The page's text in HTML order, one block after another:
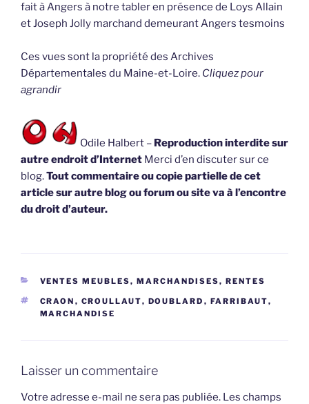
fait à Angers à notre tabler en présence de Loys Allain
et Joseph Jolly marchand demeurant Angers tesmoins
Ces vues sont la propriété des Archives
Départementales du Maine-et-Loire. Cliquez pour
agrandir
Odile Halbert – Reproduction interdite sur
autre endroit d’Internet Merci d’en discuter sur ce
blog.Tout commentaire ou copie partielle de cet
article sur autre blog ou forum ou site va à l’encontre
du droit d’auteur.
CATÉGORIES
VENTES MEUBLES, MARCHANDISES, RENTES
ÉTIQUETTES
CRAON , CROULLAUT, DOUBLARD , FARRIBAUT,
MARCHANDISE
Laisser un commentaire
Votre adresse e-mail ne sera pas publiée. Les champs